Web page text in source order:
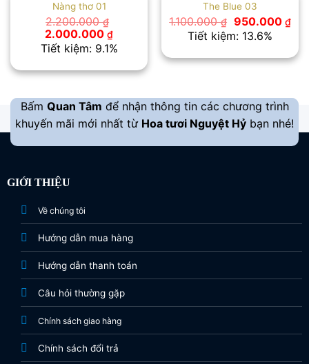
Nàng thơ 01
2.200.000₫
Giá
gốc
là:
2.000.000 ₫Giá
hiện
tại
2.000.000 ₫.
Tiết kiệm: 9.1%
The Blue 03
1.100.000₫ Giá
gốc
là:
1.100.000 ₫.
950.000 ₫Giá
là:
Tiết kiệm: 13.6%
Bấm Quan Tâm để nhận thông tin các chương trình
khuyến mãi mới nhất từ Hoa tươi Nguyệt Hỷ bạn nhé!
GIỚI THIỆU
Về chúng tôi
Hướng dẫn mua hàng
Hướng dẫn thanh toán
Câu hỏi thường gặp
Chính sách giao hàng
Chính sách đổi trả